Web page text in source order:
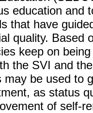
education and
that have
quality. Based
keep on
the SVI and
may be used to
as status
of self-